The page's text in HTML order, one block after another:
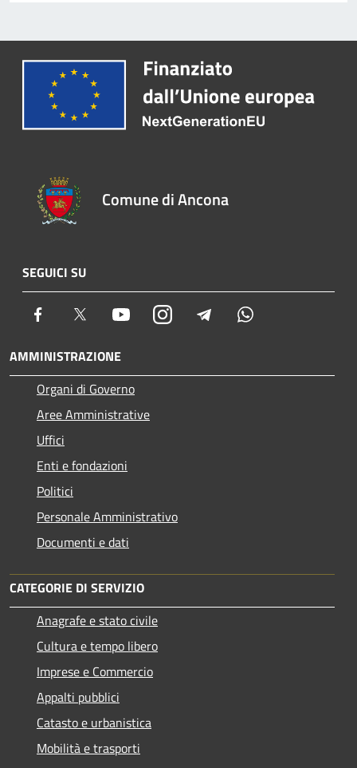
Comune di Ancona
SEGUICI SU
Facebook Twitter YoutubeInstagram Telegram
AMMINISTRAZIONE
Organi di Governo
Aree Amministrative
Uffici
Enti e fondazioni
Politici
Personale Amministrativo
Documenti e dati
CATEGORIE DI SERVIZIO
Anagrafe e stato civile
Cultura e tempo libero
Imprese e Commercio
Appalti pubblici
Catasto e urbanistica
Mobilità e trasporti